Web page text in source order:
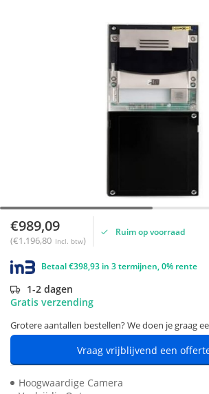
€989,09
(€1.196,80 Incl. btw)
Ruim op voorraad
Betaal €398,93 in 3 termijnen, 0% rente
1-2 dagen
Gratis verzending
Grotere aantallen bestellen? We doen je graag
Vraag vrijblijvend een
Hoogwaardige Camera